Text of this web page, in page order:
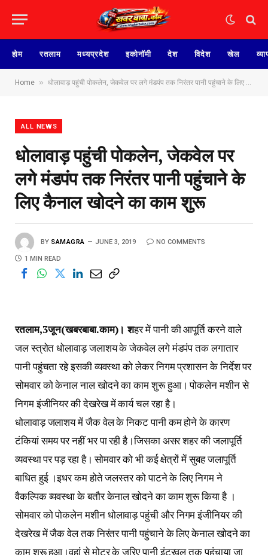
होम रतलाम मध्यप्रदेश इकोनॉमी देश विदेश खेल
Home » धोलावाड़ पहुंची पोकलेन, जेकवेल पर लगे मंडपंप तक निरंतर पानी पहुंचाने के लिए कैनाल खोदने का काम शुरू
ALL NEWS
धोलावाड़ पहुंची पोकलेन, जेकवेल पर
लगे मंडपंप तक निरंतर पानी पहुंचाने के
लिए कैनाल खोदने का काम शुरू
BY SAMAGRA JUNE 3, 2019 NO COMMENTS
1 MIN READ
रतलाम,3जून(खबरबाबा.काम)। शहर में पानी की आपूर्ति करने वाले
जल स्त्रोत धोलावाड़ जलाशय के जेकवेल लगे मंडपंप तक लगातार
पानी पहुंचता रहे इसकी व्यवस्था को लेकर निगम प्रशासन के निर्देश पर
सोमवार को केनाल नाल खोदने का काम शुरू हुआ। पोकलेन मशीन से
निगम इंजीनियर की देखरेख में कार्य चल रहा है।
धोलावाड़ जलाशय में जैक वेल के निकट पानी कम होने के कारण
टंकियां समय पर नहीं भर पा रही है।जिसका असर शहर की जलापूर्ति
व्यवस्था पर पड़ रहा है। सोमवार को भी कई क्षेत्रों में सुबह जलापूर्ति
बाधित हुई ।इधर कम होते जलस्तर को पाटने के लिए निगम ने
वैकल्पिक व्यवस्था के बतौर केनाल खोदने का काम शुरू किया है ।
सोमवार को पोकलेन मशीन धोलावाड़ पहुंची और निगम इंजीनियर की
देखरेख में जैक वेल तक निरंतर पानी पहुंचाने के लिए केनाल खोदने का
काम शुरू हुआ।वहां से मोटर के जरिए पानी इंटरवल तक पहुंचाया जा